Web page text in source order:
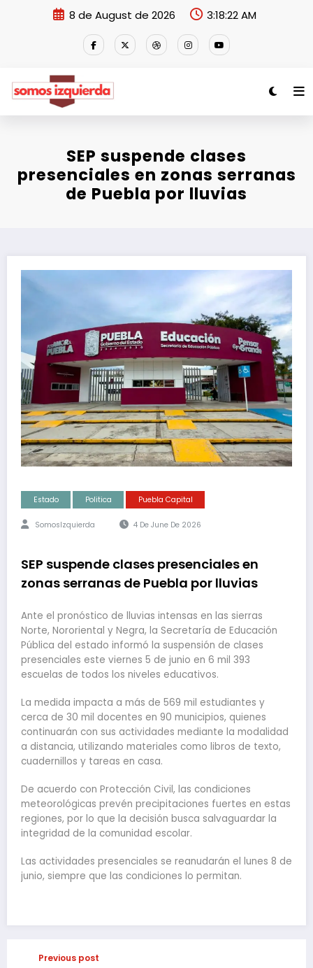
8 de August de 2026 3:18:22 AM
SEP suspende clases
presenciales en zonas serranas
de Puebla por lluvias
Estado Politica Puebla Capital
SomosIzquierda 4 De June De 2026
SEP suspende clases presenciales en
zonas serranas de Puebla por lluvias
Ante el pronóstico de lluvias intensas en las sierras
Norte, Nororiental y Negra, la Secretaría de Educación
Pública del estado informó la suspensión de clases
presenciales este viernes 5 de junio en 6 mil 393
escuelas de todos los niveles educativos.
La medida impacta a más de 569 mil estudiantes y
cerca de 30 mil docentes en 90 municipios, quienes
continuarán con sus actividades mediante la modalidad
a distancia, utilizando materiales como libros de texto,
cuadernillos y tareas en casa.
De acuerdo con Protección Civil, las condiciones
meteorológicas prevén precipitaciones fuertes en estas
regiones, por lo que la decisión busca salvaguardar la
integridad de la comunidad escolar.
Las actividades presenciales se reanudarán el lunes 8 de
junio, siempre que las condiciones lo permitan.
Previous post